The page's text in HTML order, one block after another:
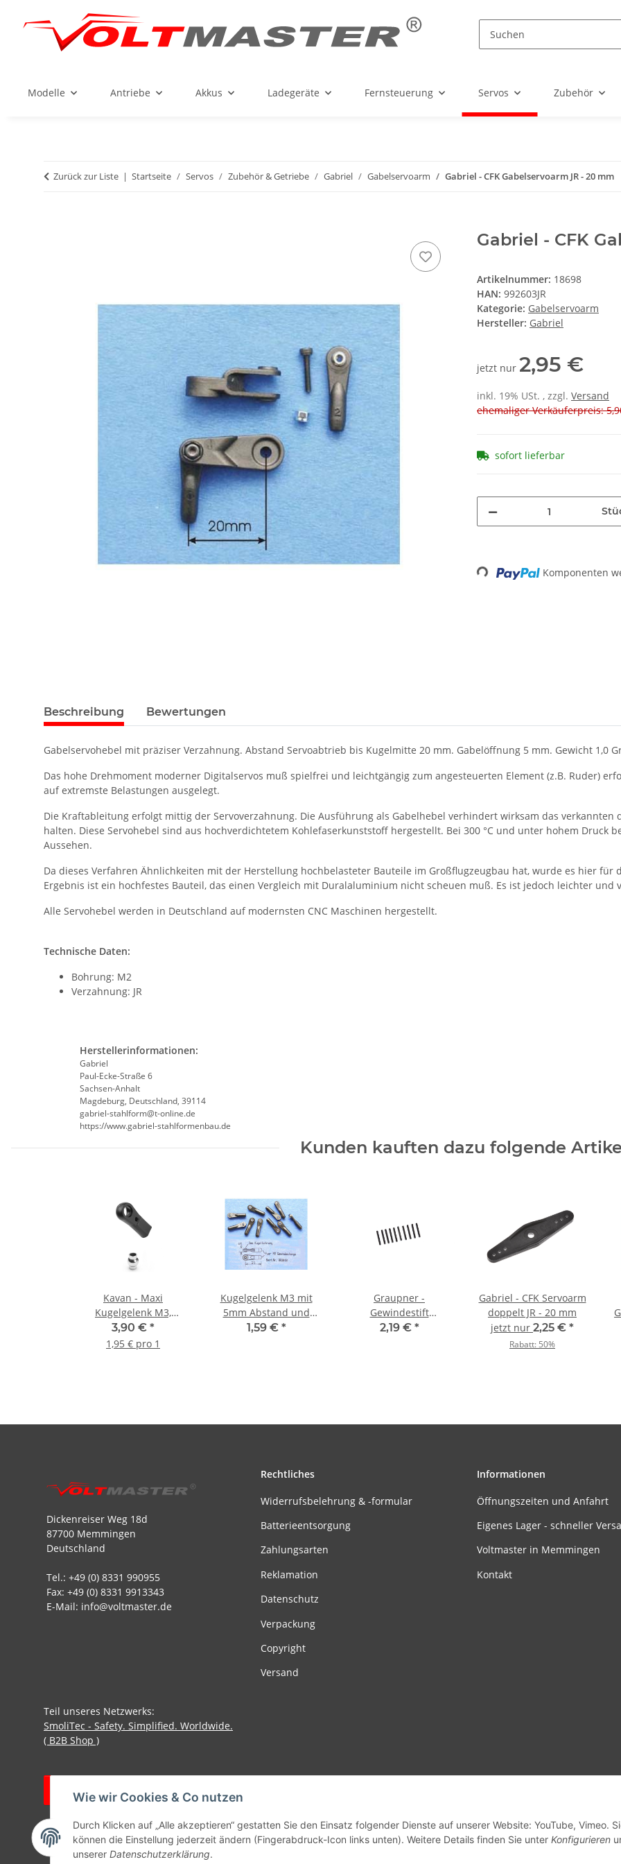
Wie wir Cookies & Co nutzen
Durch Klicken auf „Alle akzeptieren“ gestatten Sie den Einsatz folgender Dienste auf unserer Website: YouTube, Vimeo.
können die Einstellung jederzeit ändern (Fingerabdruck-Icon links unten). Weitere Details finden Sie unter Konfigurieren
unserer Datenschutzerklärung.
Modelle Antriebe Akkus Ladegeräte Fernsteuerung Servos Zubehör
Zurück zur Liste Startseite Servos Zubehör & Getriebe Gabriel Gabelservoarm Gabriel - CFK Gabelservoarm JR - 20 mm
Gabriel - CFK
Artikelnummer: 18698
HAN: 992603JR
Kategorie: Gabelservoarm
Hersteller: Gabriel
jetzt nur 2,95 €
inkl. 19% USt. , zzgl. Versand
ehemaliger Verkäuferpreis:
sofort lieferbar
Loading... Komponenten
Beschreibung Bewertungen
Gabelservohebel mit präziser Verzahnung. Abstand Servoabtrieb bis Kugelmitte 20 mm. Gabelöffnung 5 mm. Gewicht 1,0
Das hohe Drehmoment moderner Digitalservos muß spielfrei und leichtgängig zum angesteuerten Element (z.B. Ruder)
auf extremste Belastungen ausgelegt.
Die Kraftableitung erfolgt mittig der Servoverzahnung. Die Ausführung als Gabelhebel verhindert wirksam das verkannten
halten. Diese Servohebel sind aus hochverdichtetem Kohlefaserkunststoff hergestellt. Bei 300 °C und unter hohem Druck
Aussehen.
Da dieses Verfahren Ähnlichkeiten mit der Herstellung hochbelasteter Bauteile im Großflugzeugbau hat, wurde es hier für
Ergebnis ist ein hochfestes Bauteil, das einen Vergleich mit Duralaluminium nicht scheuen muß. Es ist jedoch leichter und
Alle Servohebel werden in Deutschland auf modernsten CNC Maschinen hergestellt.
Technische Daten:
Bohrung: M2
Verzahnung: JR
Herstellerinformationen:
Gabriel
Paul-Ecke-Straße 6
Sachsen-Anhalt
Magdeburg, Deutschland, 39114
gabriel-stahlform@t-online.de
https://www.gabriel-stahlformenbau.de
Kunden kauften dazu folgende
Kavan - Maxi
Kugelgelenk M3,
Zapfenkugel mit 3mm
Bohrung (2 Stück)
3,90 € *
1,95 € pro 1
Kugelgelenk M3 mit
5mm Abstand und
2mm Kugelbohrung (1
1,59 € *
Graupner -
Gewindestift
Madenschraube M3
2,19 € *
Gabriel - CFK Servoarm
doppelt JR - 20 mm
jetzt nur 2,25 € *
Rabatt: 50%
Dickenreiser Weg 18d
87700 Memmingen
Deutschland
Tel.: +49 (0) 8331 990955
Fax: +49 (0) 8331 9913343
E-Mail: info@voltmaster.de
Rechtliches
Widerrufsbelehrung & -formular
Batterieentsorgung
Zahlungsarten
Reklamation
Datenschutz
Verpackung
Copyright
Versand
Informationen
Öffnungszeiten und Anfahrt
Eigenes Lager - schneller
Voltmaster in Memmingen
Kontakt
Teil unseres Netzwerks:
SmoliTec - Safety. Simplified. Worldwide.
( B2B Shop )
Vertrag widerrufen